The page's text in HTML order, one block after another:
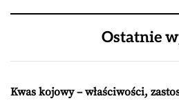
Ostatnie
Kwas kojowy – właściwości,